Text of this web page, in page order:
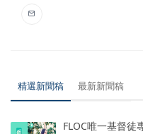
精選新聞稿 最新新聞稿
FLOC唯一基督徒